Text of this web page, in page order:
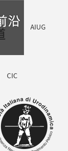
AIUG
CIC